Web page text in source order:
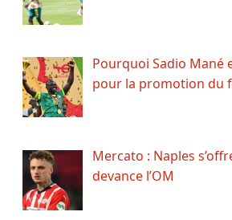
Pourquoi Sadio Mané
pour la promotion du
Mercato : Naples
devance l’OM